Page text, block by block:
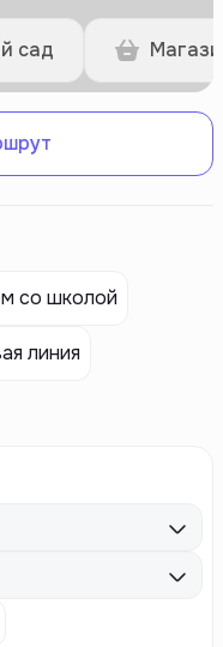
сад
со школой
линия